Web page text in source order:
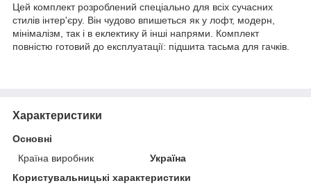
Цей комплект розроблений спеціально для всіх сучасних
стилів інтер'єру. Він чудово впишеться як у лофт, модерн,
мінімалізм, так і в еклектику й інші напрями. Комплект
повністю готовий до експлуатації: підшита тасьма для гачків.
Характеристики
Основні
Країна виробник
Україна
Користувальницькі характеристики